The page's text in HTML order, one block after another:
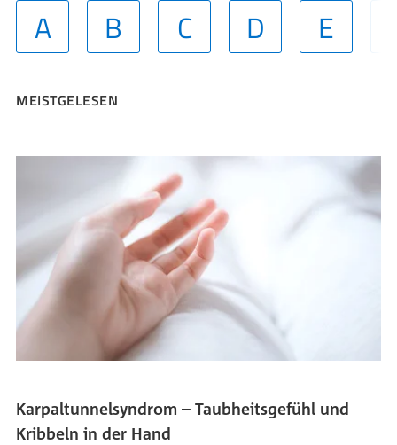
A B C D E
MEISTGELESEN
Karpaltunnelsyndrom – Taubheitsgefühl und
Kribbeln in der Hand